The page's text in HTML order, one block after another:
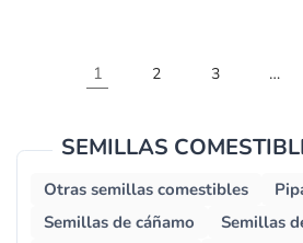
1 2 3 …
SEMILLAS
Otras semillas comestibles
Semillas de cáñamo
Semillas